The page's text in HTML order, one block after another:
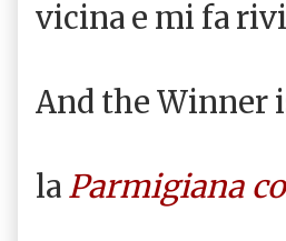
vicina e mi fa
And the Winner
la Parmigiana